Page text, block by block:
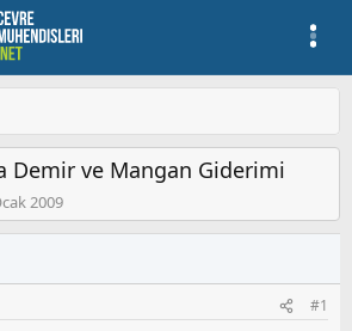
Demir ve Mangan Giderimi
2009
#1